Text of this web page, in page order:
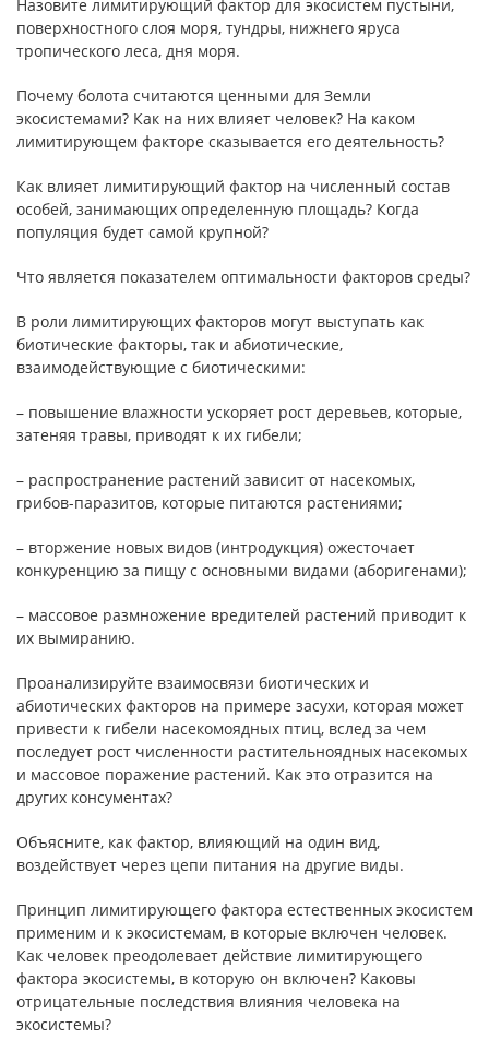
Назовите лимитирующий фактор для экосистем пустыни,
поверхностного слоя моря, тундры, нижнего яруса
тропического леса, дня моря.
Почему болота считаются ценными для Земли
экосистемами? Как на них влияет человек? На каком
лимитирующем факторе сказывается его деятельность?
Как влияет лимитирующий фактор на численный состав
особей, занимающих определенную площадь? Когда
популяция будет самой крупной?
Что является показателем оптимальности факторов среды?
В роли лимитирующих факторов могут выступать как
биотические факторы, так и абиотические,
взаимодействующие с биотическими:
– повышение влажности ускоряет рост деревьев, которые,
затеняя травы, приводят к их гибели;
– распространение растений зависит от насекомых,
грибов-паразитов, которые питаются растениями;
– вторжение новых видов (интродукция) ожесточает
конкуренцию за пищу с основными видами (аборигенами);
– массовое размножение вредителей растений приводит к
их вымиранию.
Проанализируйте взаимосвязи биотических и
абиотических факторов на примере засухи, которая может
привести к гибели насекомоядных птиц, вслед за чем
последует рост численности растительноядных насекомых
и массовое поражение растений. Как это отразится на
других консументах?
Объясните, как фактор, влияющий на один вид,
воздействует через цепи питания на другие виды.
Принцип лимитирующего фактора естественных экосистем
применим и к экосистемам, в которые включен человек.
Как человек преодолевает действие лимитирующего
фактора экосистемы, в которую он включен? Каковы
отрицательные последствия влияния человека на
экосистемы?